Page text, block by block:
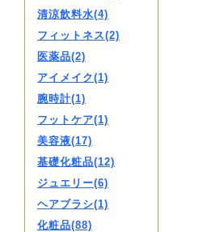
清涼飲料水(4)
フィットネス(2)
医薬品(2)
アイメイク(1)
腕時計(1)
フットケア(1)
美容液(17)
基礎化粧品(12)
ジュエリー(6)
ヘアブラシ(1)
化粧品(88)